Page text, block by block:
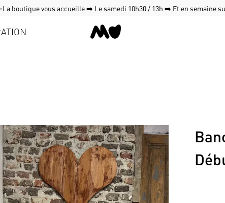
boutique vous accueille ➡️ Le samedi 10h30 / 13h ➡️ Et en semaine